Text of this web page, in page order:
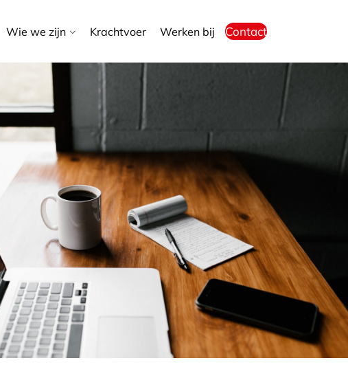
Wie we zijn Krachtvoer Werken bij Contact